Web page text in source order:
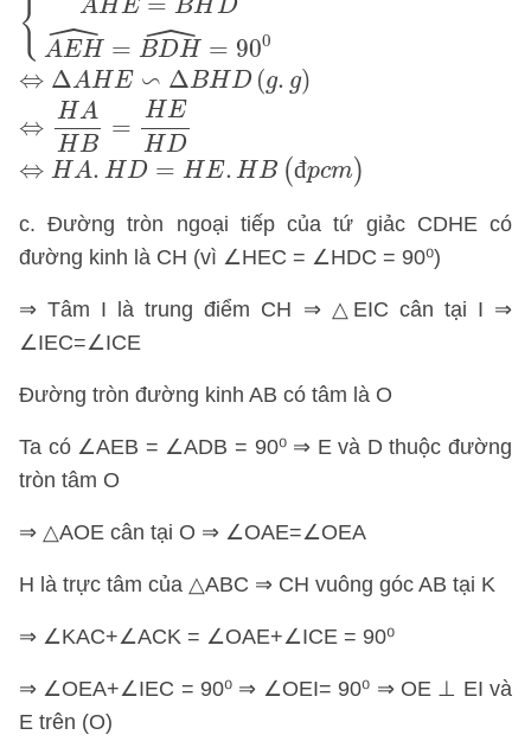
{ AHE BH D
ˆ
AEH = ˆ
BDH = 900
⇔ ΔAHE ∽ ΔBHD (g. g)
⇔ ΔA H E∽ H D(g.g)
⇔
HA
HB
=
HE
HD
AH EHD
⇔ HA. HD = HE. HB (đpcm)
HA.H D=HE.HB(đ pcm )
c. Đường tròn ngoại tiếp của tứ giảc CDHE có
đường kinh là CH (vì ∠HEC = ∠HDC = 90⁰)
⇒ Tâm I là trung điểm CH ⇒ △EIC cân tại I ⇒
∠IEC=∠ICE
Đường tròn đường kinh AB có tâm là O
Ta có ∠AEB = ∠ADB = 90⁰ ⇒ E và D thuộc đường
tròn tâm O
⇒ △AOE cân tại O ⇒ ∠OAE=∠OEA
H là trực tâm của △ABC ⇒ CH vuông góc AB tại K
⇒ ∠KAC+∠ACK = ∠OAE+∠ICE = 90⁰
⇒ ∠OEA+∠IEC = 90⁰ ⇒ ∠OEI= 90⁰ ⇒ OE ⊥ EI và
E trên (O)